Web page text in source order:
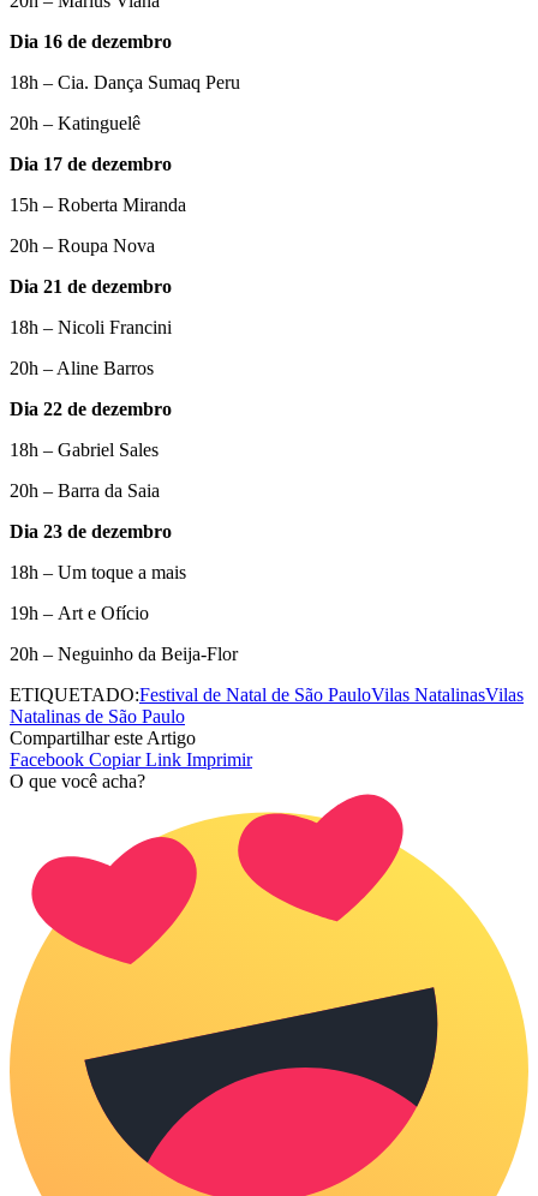
Dia 16 de dezembro
18h – Cia. Dança Sumaq Peru
20h – Katinguelê
Dia 17 de dezembro
15h – Roberta Miranda
20h – Roupa Nova
Dia 21 de dezembro
18h – Nicoli Francini
20h – Aline Barros
Dia 22 de dezembro
18h – Gabriel Sales
20h – Barra da Saia
Dia 23 de dezembro
18h – Um toque a mais
19h – Art e Ofício
20h – Neguinho da Beija-Flor
ETIQUETADO:Festival de Natal de São PauloVilas NatalinasVilas
Natalinas de São Paulo
Compartilhar este Artigo
Facebook Copiar Link Imprimir
O que você acha?